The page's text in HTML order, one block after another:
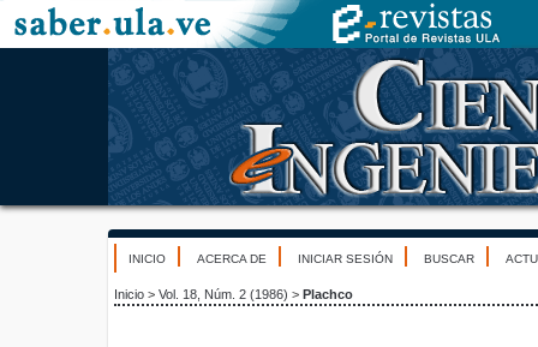
INICIO ACERCA DE INICIAR SESIÓN BUSCAR
Inicio > Vol. 18, Núm. 2 (1986) > Plachco